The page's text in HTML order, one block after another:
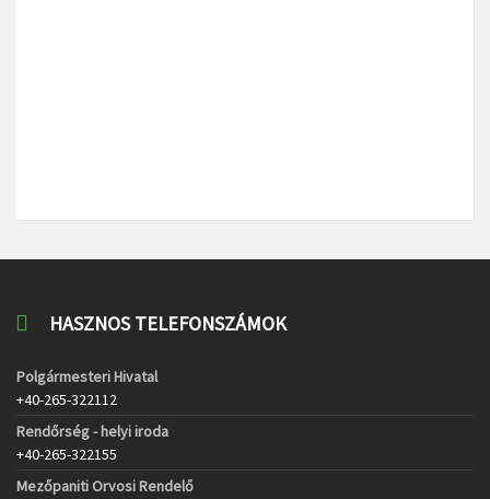
HASZNOS TELEFONSZÁMOK
Polgármesteri Hivatal
+40-265-322112
Rendőrség - helyi iroda
+40-265-322155
Mezőpaniti Orvosi Rendelő